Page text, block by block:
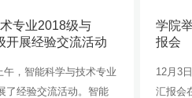
专业2018级与
开展经验交流活动
午，智能科学与技术专业
了经验交流活动。智能
学院
报会
12月3
汇报会